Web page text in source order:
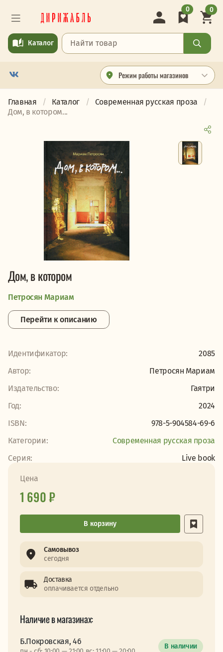
Режим работы магазинов
Каталог
0 0
Главная Каталог
Современная русская проза
Дом, в котором...
Дом, в котором
Петросян Мариам
Перейти к описанию
Идентификатор:
2085
Автор:
Петросян Мариам
Издательство:
Гаятри
Год:
2024
ISBN:
978-5-904584-69-6
Категории:
Современная русская проза
Серия:
Live book
Цена
1 690 ₽
В корзину
Самовывоз
сегодня
Доставка
оплачивается отдельно
Наличие в магазинах:
Б.Покровская, 46
В наличии